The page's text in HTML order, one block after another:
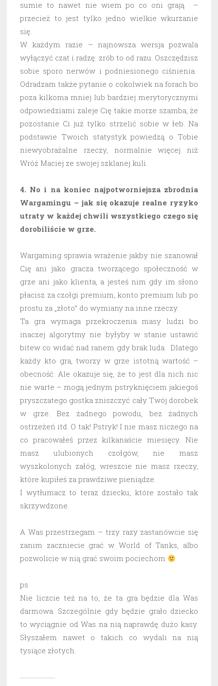
sumie to nawet nie wiem po co oni grają –
przecież to jest tylko jedno wielkie wkurzanie
się.
W każdym razie – najnowsza wersja pozwala
wyłączyć czat i radzę: zrób to od razu. Oszczędzisz
sobie sporo nerwów i podniesionego ciśnienia.
Odradzam także pytanie o cokolwiek na forach bo
poza kilkoma mniej lub bardziej merytorycznymi
odpowiedziami zaleje Cię takie morze szamba, że
pozostanie Ci już tylko strzelić sobie w łeb. Na
podstawie Twoich statystyk powiedzą o Tobie
niewyobrażalne rzeczy, normalnie więcej niż
Wróż Maciej ze swojej szklanej kuli.
4. No i na koniec najpotworniejsza zbrodnia
Wargamingu – jak się okazuje realne ryzyko
utraty w każdej chwili wszystkiego czego się
dorobiliście w grze.
Wargaming sprawia wrażenie jakby nie szanował
Cię ani jako gracza tworzącego społeczność w
grze ani jako klienta, a jesteś nim gdy im słono
płacisz za czołgi premium, konto premium lub po
prostu za „złoto” do wymiany na inne rzeczy.
Ta gra wymaga przekroczenia masy ludzi bo
inaczej algorytmy nie byłyby w stanie ustawić
bitew co widać nad ranem gdy brak luda. Dlatego
każdy kto gra, tworzy w grze istotną wartość –
obecność. Ale okazuje się, że to jest dla nich nic
nie warte – mogą jednym pstryknięciem jakiegoś
pryszczatego gostka zniszczyć cały Twój dorobek
w grze. Bez żadnego powodu, bez żadnych
ostrzeżeń itd. O tak! Pstryk! I nie masz niczego na
co pracowałeś przez kilkanaście miesięcy. Nie
masz ulubionych czołgów, nie masz
wyszkolonych załóg, wreszcie nie masz rzeczy,
które kupiłeś za prawdziwe pieniądze.
I wytłumacz to teraz dziecku, które zostało tak
skrzywdzone.
A Was przestrzegam – trzy razy zastanówcie się
zanim zaczniecie grać w World of Tanks, albo
pozwolicie w nią grać swoim pociechom
ps
Nie liczcie też na to, że ta gra będzie dla Was
darmowa. Szczególnie gdy będzie grało dziecko
to wyciągnie od Was na nią naprawdę dużo kasy.
Słyszałem nawet o takich co wydali na nią
tysiące złotych.